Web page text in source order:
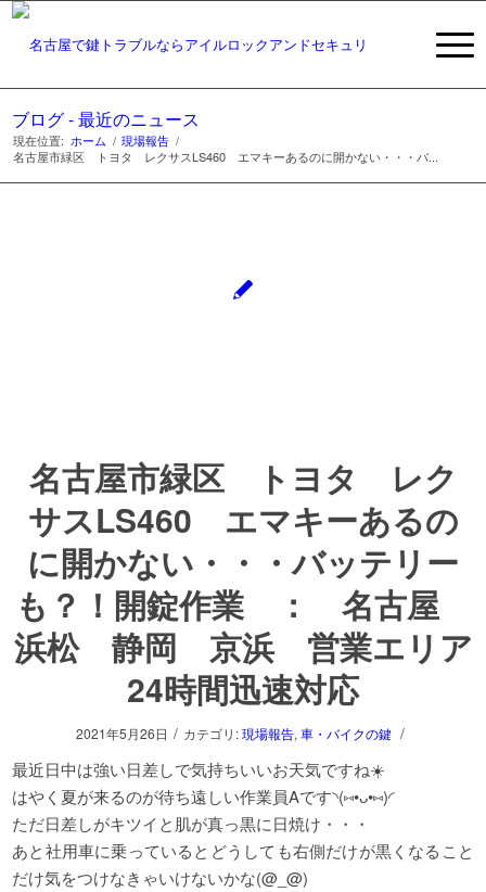
ブログ - 最近のニュース
現在位置: ホーム / 現場報告 /
名古屋市緑区 トヨタ レクサスLS460 エマキーあるのに開かない・・・バ...
名古屋市緑区 トヨタ レク
サスLS460 エマキーあるの
に開かない・・・バッテリー
も？！開錠作業 ： 名古屋
浜松 静岡 京浜 営業エリア
24時間迅速対応
2021年5月26日 / カテゴリ:現場報告, 車・バイクの鍵 /
最近日中は強い日差しで気持ちいいお天気ですね☀️
はやく夏が来るのが待ち遠しい作業員Aです◝(⑅•ᴗ•⑅)◜
ただ日差しがキツイと肌が真っ黒に日焼け・・・
あと社用車に乗っているとどうしても右側だけが黒くなること
だけ気をつけなきゃいけないかな(@_@)